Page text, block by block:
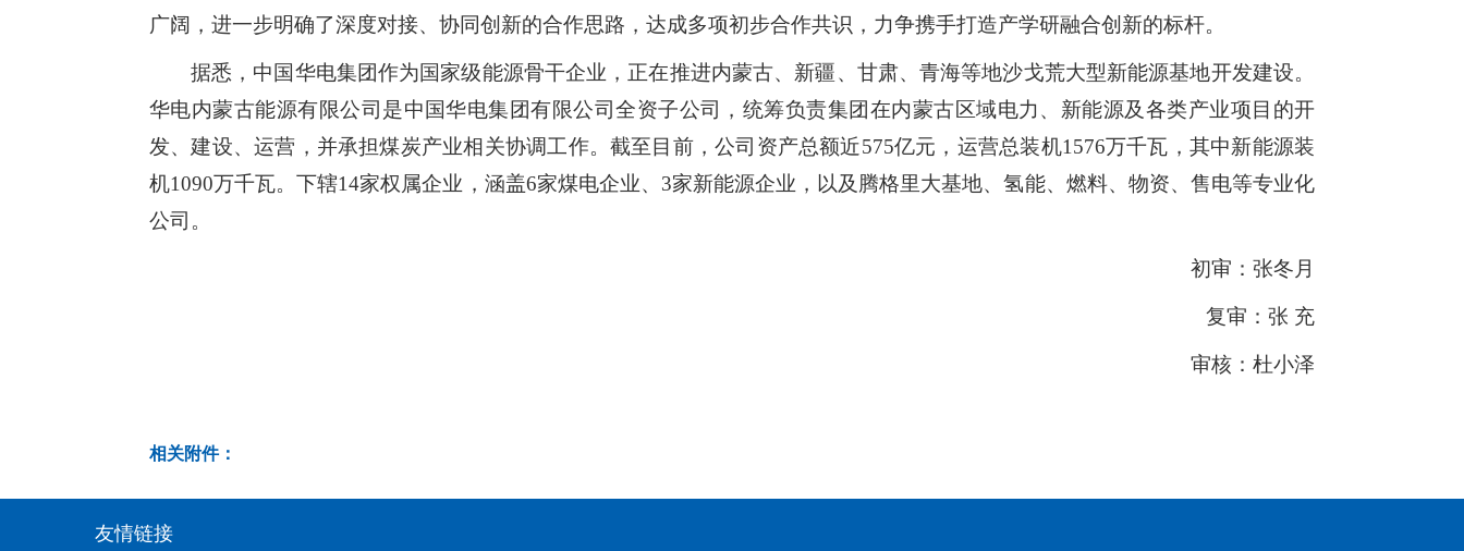
广阔，进一步明确了深度对接、协同创新的合作思路，达成多项初步合作共识，力争携手打造产学研融合创新的标杆。
据悉，中国华电集团作为国家级能源骨干企业，正在推进内蒙古、新疆、甘肃、青海等地沙戈荒大型新能源基地开发建设。
华电内蒙古能源有限公司是中国华电集团有限公司全资子公司，统筹负责集团在内蒙古区域电力、新能源及各类产业项目的开
发、建设、运营，并承担煤炭产业相关协调工作。截至目前，公司资产总额近575亿元，运营总装机1576万千瓦，其中新能源装
机1090万千瓦。下辖14家权属企业，涵盖6家煤电企业、3家新能源企业，以及腾格里大基地、氢能、燃料、物资、售电等专业化
公司。
初审：张冬月
复审：张 充
审核：杜小泽
相关附件：
友情链接